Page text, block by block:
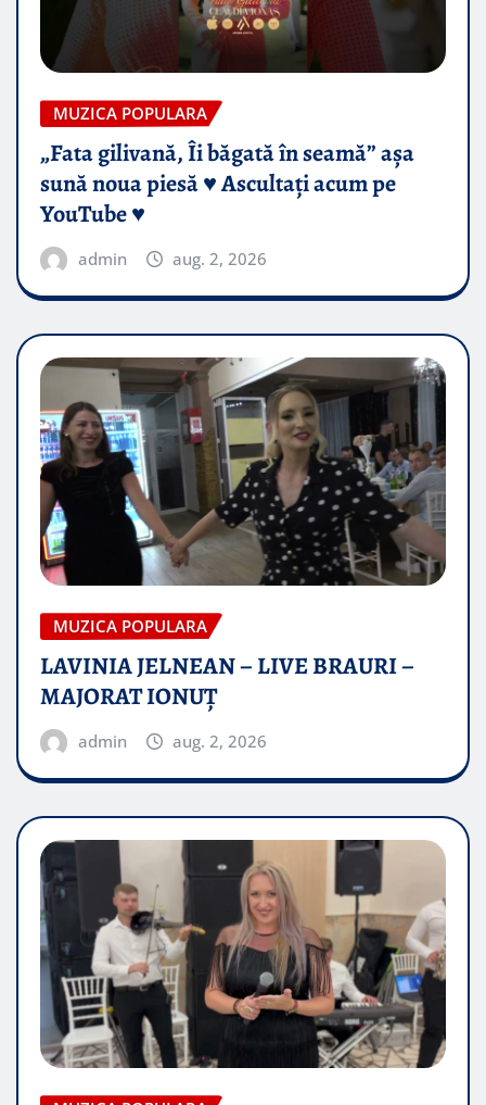
MUZICA POPULARA
„Fata gilivană, Îi băgată în seamă” așa
sună noua piesă ♥️ Ascultați acum pe
YouTube ♥️
admin aug. 2, 2026
MUZICA POPULARA
LAVINIA JELNEAN – LIVE BRAURI –
MAJORAT IONUŢ
admin aug. 2, 2026